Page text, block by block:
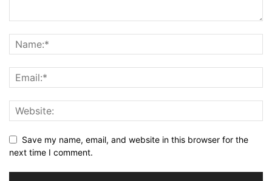
Save my name, email, and website in this browser for the
next time I comment.